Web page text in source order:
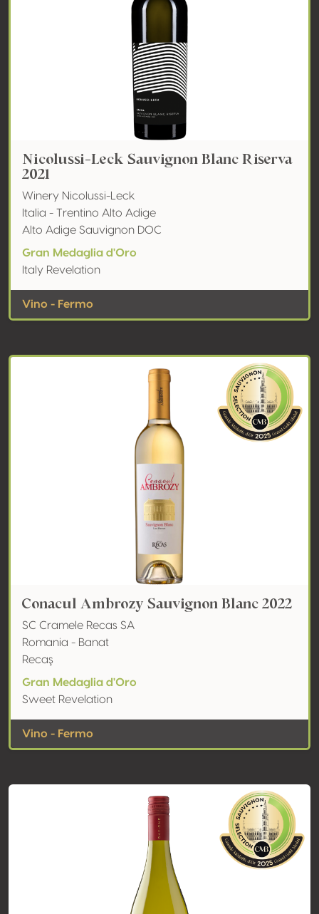
Nicolussi-Leck Sauvignon Blanc Riserva
2021
Winery Nicolussi-Leck
Italia - Trentino Alto Adige
Alto Adige Sauvignon DOC
Gran Medaglia d'Oro
Italy Revelation
Vino - Fermo
Conacul Ambrozy Sauvignon Blanc 2022
SC Cramele Recas SA
Romania - Banat
Recaş
Gran Medaglia d'Oro
Sweet Revelation
Vino - Fermo